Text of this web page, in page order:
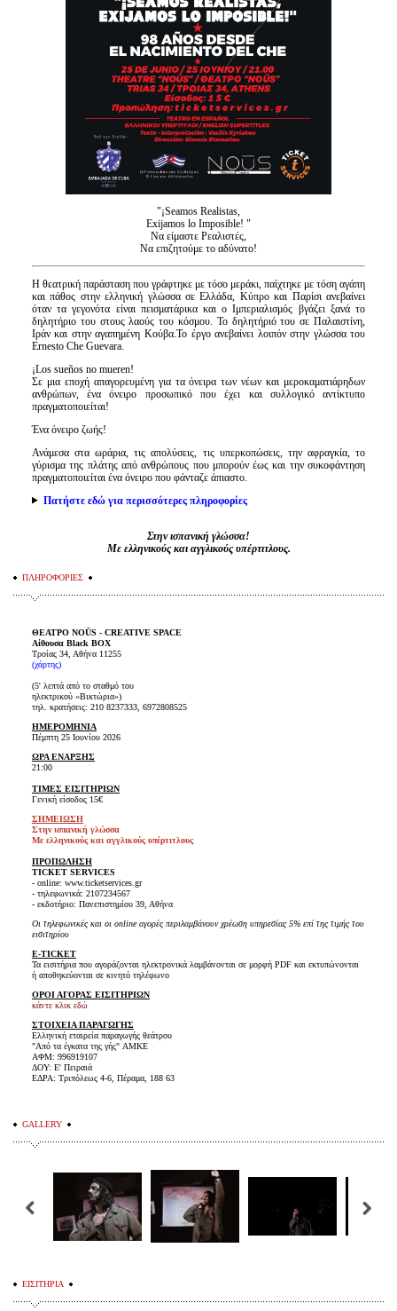
"¡Seamos Realistas,
Exijamos lo Imposible! "
Nα είμαστε Ρεαλιστές,
Να επιζητούμε το αδύνατο!
Η θεατρική παράσταση που γράφτηκε με τόσο μεράκι, παίχτηκε με τόση αγάπη
και πάθος στην ελληνική γλώσσα σε Ελλάδα, Κύπρο και Παρίσι ανεβαίνει
όταν τα γεγονότα είναι πεισματάρικα και ο Ιμπεριαλισμός βγάζει ξανά το
δηλητήριο του στους λαούς του κόσμου. Το δηλητήριό του σε Παλαιστίνη,
Ιράν και στην αγαπημένη Κούβα.Το έργο ανεβαίνει λοιπόν στην γλώσσα του
Ernesto Che Guevara.
¡Los sueños no mueren!
Σε μια εποχή απαγορευμένη για τα όνειρα των νέων και μεροκαματιάρηδων
ανθρώπων, ένα όνειρο προσωπικό που έχει και συλλογικό αντίκτυπο
πραγματοποιείται!
Ένα όνειρο ζωής!
Ανάμεσα στα ωράρια, τις απολύσεις, τις υπερκοπώσεις, την αφραγκία, το
γύρισμα της πλάτης από ανθρώπους που μπορούν έως και την συκοφάντηση
πραγματοποιείται ένα όνειρο που φάνταζε άπιαστο.
Πατήστε εδώ για περισσότερες πληροφορίες
Στην ισπανική γλώσσα!
Με ελληνικούς και αγγλικούς υπέρτιτλους.
ΠΛΗΡΟΦΟΡΙΕΣ
ΘΕΑΤΡΟ NOŪS - CREATIVE SPACE
Αίθουσα Black BOX
Τροίας 34, Αθήνα 11255
(χάρτης)
(5' λεπτά από το σταθμό του
ηλεκτρικού «Βικτώρια»)
τηλ. κρατήσεις: 210 8237333, 6972808525
ΗΜΕΡΟΜΗΝΙΑ
Πέμπτη 25 Ιουνίου 2026
ΩΡΑ ΕΝΑΡΞΗΣ
21:00
ΤΙΜΕΣ ΕΙΣΙΤΗΡΙΩΝ
Γενική είσοδος 15€
ΣΗΜΕΙΩΣΗ
Στην ισπανική γλώσσα
Με ελληνικούς και αγγλικούς υπέρτιτλους
ΠΡΟΠΩΛΗΣΗ
TICKET SERVICES
- online: www.ticketservices.gr
- τηλεφωνικά: 2107234567
- εκδοτήριο: Πανεπιστημίου 39, Αθήνα
Οι τηλεφωνικές και οι online αγορές περιλαμβάνουν χρέωση υπηρεσίας 5% επί της τιμής του
εισιτηρίου
E-TICKET
Τα εισιτήρια που αγοράζονται ηλεκτρονικά λαμβάνονται σε μορφή PDF και εκτυπώνονται
ή αποθηκεύονται σε κινητό τηλέφωνο
ΟΡΟΙ ΑΓΟΡΑΣ ΕΙΣΙΤΗΡΙΩΝ
κάντε κλικ εδώ
ΣΤΟΙΧΕΙΑ ΠΑΡΑΓΩΓΗΣ
Ελληνική εταιρεία παραγωγής θεάτρου
"Από τα έγκατα της γής" AMKE
ΑΦΜ: 996919107
ΔΟΥ: Ε' Πειραιά
ΕΔΡΑ: Τριπόλεως 4-6, Πέραμα, 188 63
GALLERY
ΕΙΣΙΤΗΡΙΑ